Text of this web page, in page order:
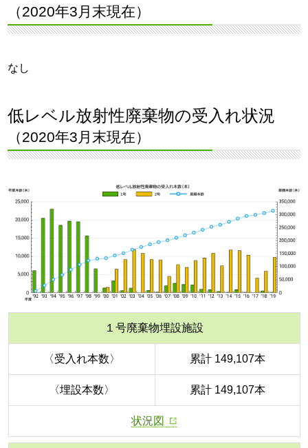
（2020年3月末現在）
なし
低レベル放射性廃棄物の受入れ状況
（2020年3月末現在）
１号廃棄物埋設施設
〈受入れ本数〉 累計 149,107本
〈埋設本数〉 累計 149,107本
状況図